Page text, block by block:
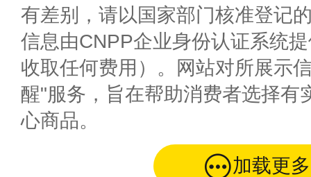
有差别，请以国家部门核准登记
信息由CNPP企业身份认证系统
收取任何费用）。网站对所展示
醒"服务，旨在帮助消费者选择有
心商品。
加载更多